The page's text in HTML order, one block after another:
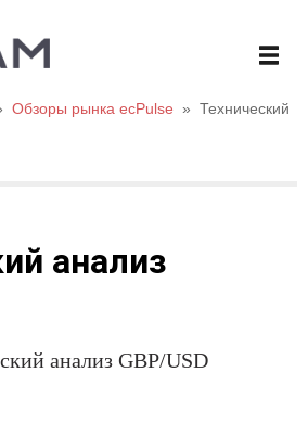
Обзоры рынка ecPulse » Технический
анализ
анализ GBP/USD